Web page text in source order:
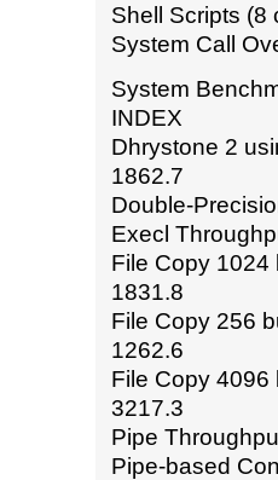
Shell Scripts (8
System Call
System
INDEX
Dhrystone 2
1862.7
Double-
Execl
File Copy
1831.8
File Copy 256
1262.6
File Copy
3217.3
Pipe
Pipe-based